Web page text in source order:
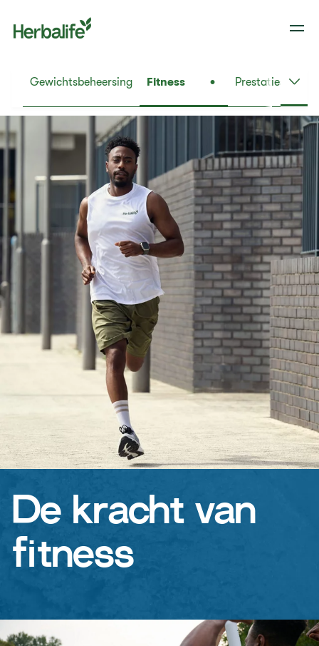
Gewichtsbeheersing Fitness Prestaties
De kracht van
fitness